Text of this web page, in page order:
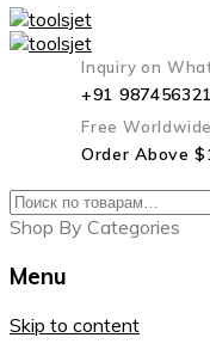
Inquiry on
+91
Free
Order Above
Shop By Categories
Menu
Skip to content